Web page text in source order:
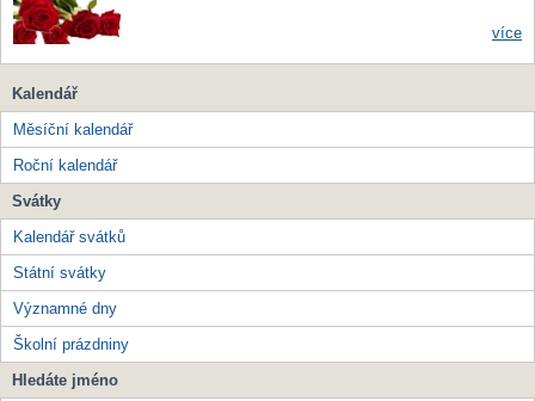
více
Kalendář
Měsíční kalendář
Roční kalendář
Svátky
Kalendář svátků
Státní svátky
Významné dny
Školní prázdniny
Hledáte jméno